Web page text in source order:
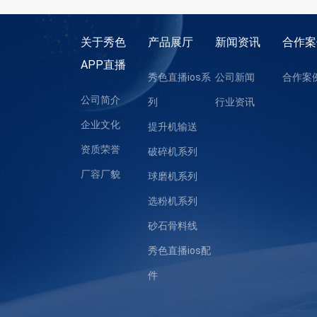
域。它的主要作用是通过过滤布袋将
空气中的粉尘颗粒过滤掉，从而达
到净化空气的目的......
关于秀色
APP直播
公司简介
企业文化
资质荣誉
厂容厂貌
产品展厅
秀色直播ios系
列
提升机输送
破碎机系列
球磨机系列
选粉机系列
砂石骨料线
秀色直播ios配
件
新闻资讯
公司新闻
行业资讯
合作
合作案